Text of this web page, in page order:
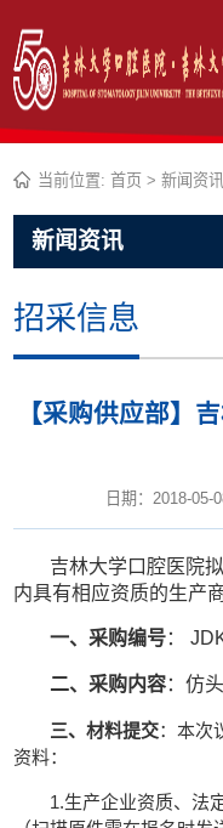
当前位置:首页 >新闻资讯
新闻资讯
招采信息
【采购供应部】
日期：2018-05-
吉林大学口腔医院
内具有相应资质的生产
一、采购编号：
二、采购内容：仿
三、材料提交：本次
资料：
1.生产企业资质、法